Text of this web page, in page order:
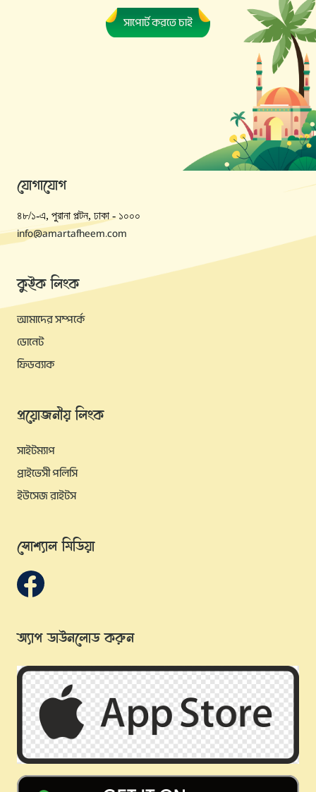
সাপোর্ট করতে চাই
যোগাযোগ
৪৮/১-এ, পুরানা পল্টন, ঢাকা - ১০০০
info@amartafheem.com
কুইক লিংক
আমাদের সম্পর্কে
ডোনেট
ফিডব্যাক
প্রয়োজনীয় লিংক
সাইটম্যাপ
প্রাইভেসী পলিসি
ইউসেজ রাইটস
সোশ্যাল মিডিয়া
অ্যাপ ডাউনলোড করুন